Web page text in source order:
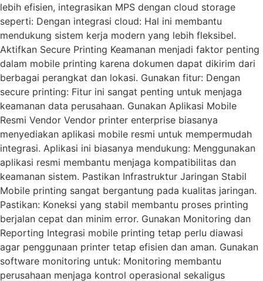
lebih efisien, integrasikan MPS dengan cloud storage
seperti: Dengan integrasi cloud: Hal ini membantu
mendukung sistem kerja modern yang lebih fleksibel.
Aktifkan Secure Printing Keamanan menjadi faktor penting
dalam mobile printing karena dokumen dapat dikirim dari
berbagai perangkat dan lokasi. Gunakan fitur: Dengan
secure printing: Fitur ini sangat penting untuk menjaga
keamanan data perusahaan. Gunakan Aplikasi Mobile
Resmi Vendor Vendor printer enterprise biasanya
menyediakan aplikasi mobile resmi untuk mempermudah
integrasi. Aplikasi ini biasanya mendukung: Menggunakan
aplikasi resmi membantu menjaga kompatibilitas dan
keamanan sistem. Pastikan Infrastruktur Jaringan Stabil
Mobile printing sangat bergantung pada kualitas jaringan.
Pastikan: Koneksi yang stabil membantu proses printing
berjalan cepat dan minim error. Gunakan Monitoring dan
Reporting Integrasi mobile printing tetap perlu diawasi
agar penggunaan printer tetap efisien dan aman. Gunakan
software monitoring untuk: Monitoring membantu
perusahaan menjaga kontrol operasional sekaligus